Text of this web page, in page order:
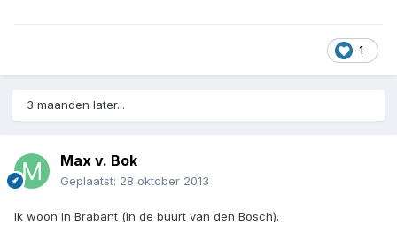
1
3 maanden later...
Max v. Bok
Geplaatst: 28 oktober 2013
Ik woon in Brabant (in de buurt van den Bosch).